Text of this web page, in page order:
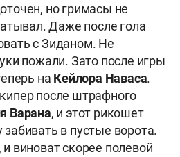
но гримасы не
Даже после гола
с Зиданом. Не
пожали. Зато после игры
на Кейлора Наваса.
после штрафного
Варана, и этот рикошет
в пустые ворота.
виноват скорее полевой